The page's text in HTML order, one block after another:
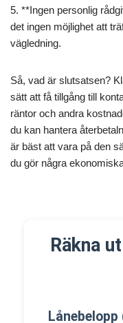
5. **Ingen personlig
det ingen möjlighet att
vägledning.
Så, vad är slutsatsen?
sätt att få tillgång till
räntor och andra
du kan hantera
är bäst att vara på den
du gör några
Räkna
Lånebelopp